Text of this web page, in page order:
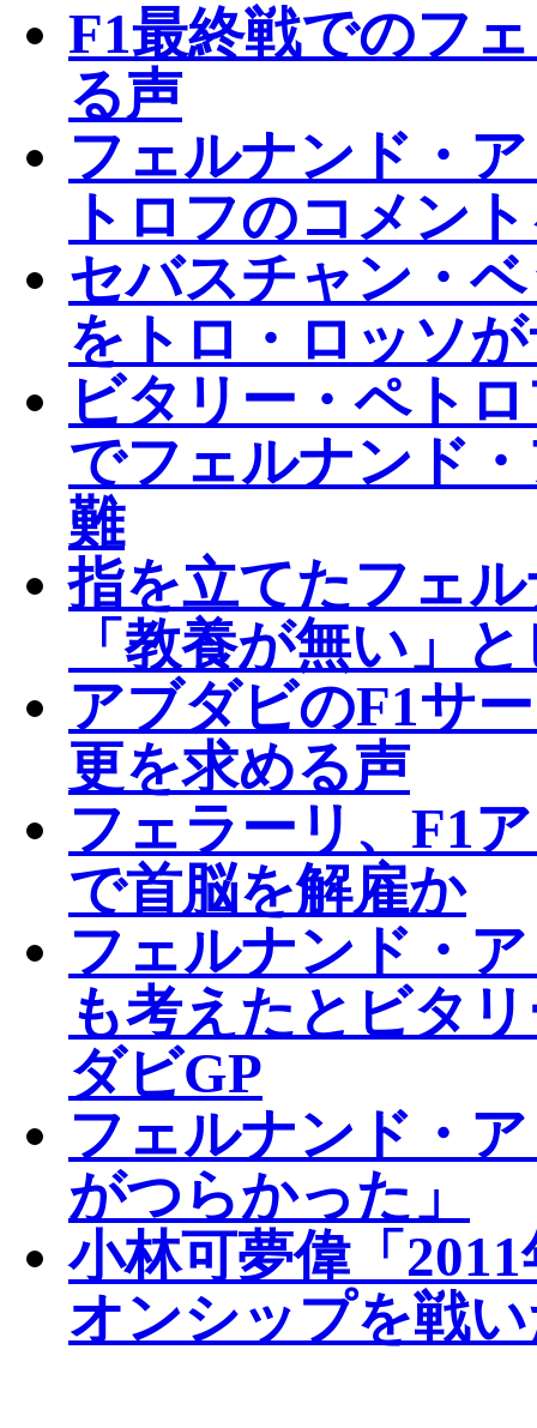
F1最終戦でのフ
る声
フェルナンド・
トロフのコメン
セバスチャン・
をトロ・ロッソ
ビタリー・ペト
でフェルナンド
難
指を立てたフェ
「教養が無い」
アブダビのF1サ
更を求める声
フェラーリ、F1
で首脳を解雇か
フェルナンド・
も考えたとビタ
ダビGP
フェルナンド・
がつらかった」
小林可夢偉「
オンシップを戦